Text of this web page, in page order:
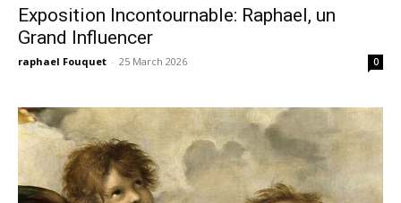
Exposition Incontournable: Raphael, un
Grand Influencer
raphael Fouquet - 25 March 2026 0